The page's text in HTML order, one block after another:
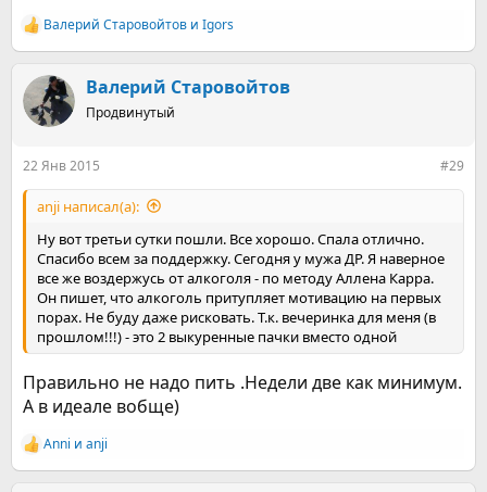
Р
е
к
ц
и
Валерий Старовойтов и Igors
Валерий Старовойтов
Продвинутый
22 Янв 2015 #29
anji написал(а):
Ну вот третьи сутки пошли. Все хорошо. Спала отлично.
Спасибо всем за поддержку. Сегодня у мужа ДР. Я наверное
все же воздержусь от алкоголя - по методу Аллена Карра.
Он пишет, что алкоголь притупляет мотивацию на первых
порах. Не буду даже рисковать. Т.к. вечеринка для меня (в
прошлом!!!) - это 2 выкуренные пачки вместо одной
Правильно не надо пить .Недели две как минимум.
А в идеале вобще)
Р
е
Anni и anji